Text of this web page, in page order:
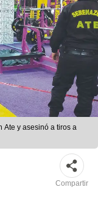
Ate y asesinó a tiros a
Compartir